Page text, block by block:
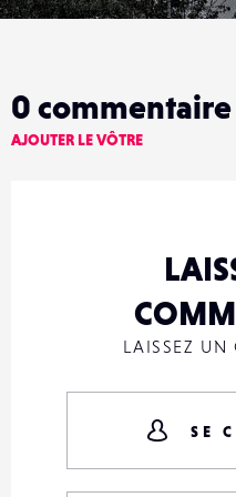
0 commentaire
AJOUTER LE VÔTRE
LAISSEZ UN
SE